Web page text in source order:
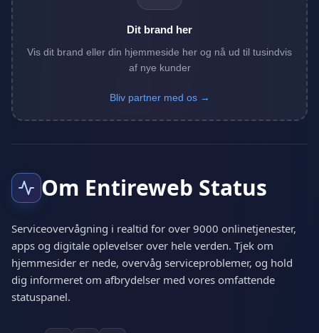
Dit brand her
Vis dit brand eller din hjemmeside her og nå ud til tusindvis
af nye kunder
Bliv partner med os →
Om Entireweb Status
Serviceovervågning i realtid for over 9000 onlinetjenester,
apps og digitale oplevelser over hele verden. Tjek om
hjemmesider er nede, overvåg serviceproblemer, og hold
dig informeret om afbrydelser med vores omfattende
statuspanel.